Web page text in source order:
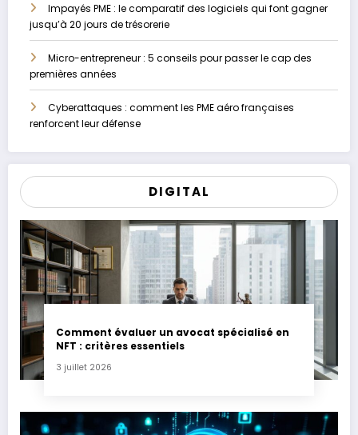
Impayés PME : le comparatif des logiciels qui font gagner
jusqu’à 20 jours de trésorerie
Micro-entrepreneur : 5 conseils pour passer le cap des
premières années
Cyberattaques : comment les PME aéro françaises
renforcent leur défense
DIGITAL
Comment évaluer un avocat spécialisé en
NFT : critères essentiels
3 juillet 2026